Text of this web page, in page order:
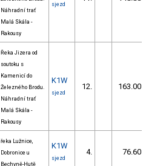
Náhradní trať
Malá Skála -
Rakousy
sjezd
Řeka Jizera od
soutoku s
Kamenicí do
Železného Brodu.
Náhradní trať
Malá Skála -
Rakousy
K1W
sjezd
12. 163.00
řeka Lužnice,
Dobronice u
Bechyně-Hutě
K1W
sjezd
4. 76.60